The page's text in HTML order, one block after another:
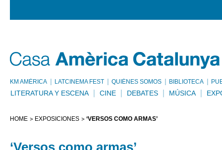
KM AMÈRICA LATCINEMA FEST QUIÉNES SOMOS BIBLIOTECA
LITERATURA Y ESCENA CINE DEBATES MÚSICA
HOME EXPOSICIONES ‘VERSOS COMO ARMAS’
‘Versos como armas’